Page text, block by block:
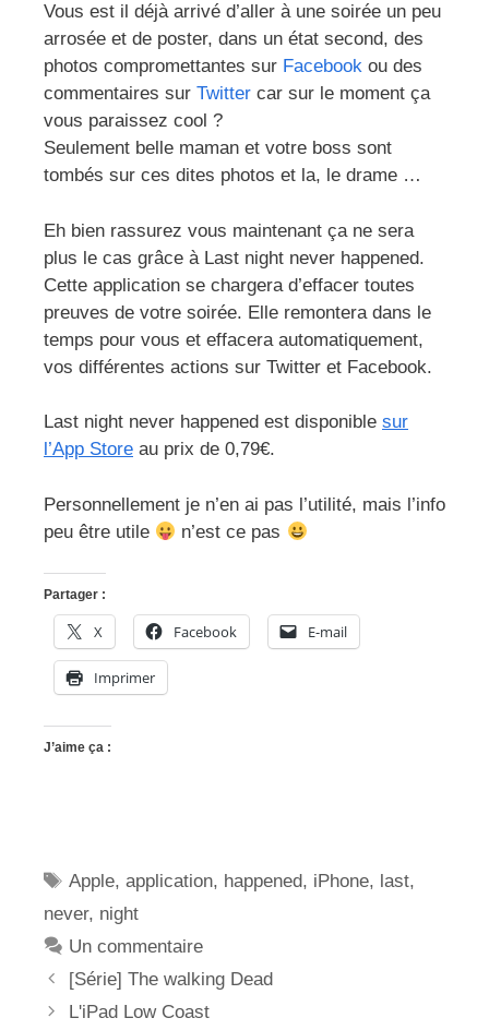
Vous est il déjà arrivé d’aller à une soirée un peu
arrosée et de poster, dans un état second, des
photos compromettantes sur Facebook ou des
commentaires sur Twitter car sur le moment ça
vous paraissez cool ?
Seulement belle maman et votre boss sont
tombés sur ces dites photos et la, le drame …
Eh bien rassurez vous maintenant ça ne sera
plus le cas grâce à Last night never happened.
Cette application se chargera d’effacer toutes
preuves de votre soirée. Elle remontera dans le
temps pour vous et effacera automatiquement,
vos différentes actions sur Twitter et Facebook.
Last night never happened est disponible sur
l’App Store au prix de 0,79€.
Personnellement je n’en ai pas l’utilité, mais l’info
peu être utile
n’est ce pas
Partager :
X Facebook E-mail
Imprimer
J’aime ça :
Étiquettes
Apple,application, happened, iPhone, last,
never, night
Un commentaire
[Série] The walking Dead
L'iPad Low Coast